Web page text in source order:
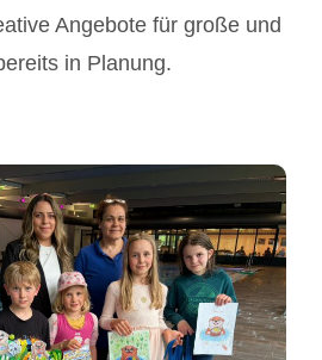
Angebote für große und
in Planung.